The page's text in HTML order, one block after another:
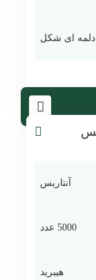
دلمه ای شکل
آنتاریس
5000 عدد
هیبرید